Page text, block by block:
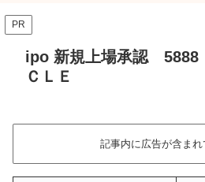
PR
ipo 新規上場承認 5888
ＣＬＥ
記事内に広告が含まれ